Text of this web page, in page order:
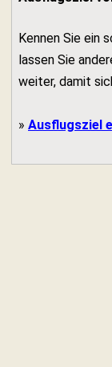
Kennen Sie ein
lassen Sie
weiter, damit
» Ausflugsziel